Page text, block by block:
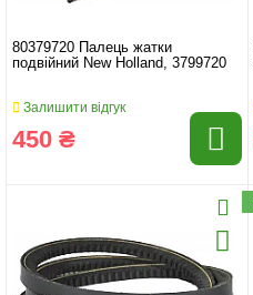
80379720 Палець жатки
подвійний New Holland, 3799720
Залишити відгук
450 ₴